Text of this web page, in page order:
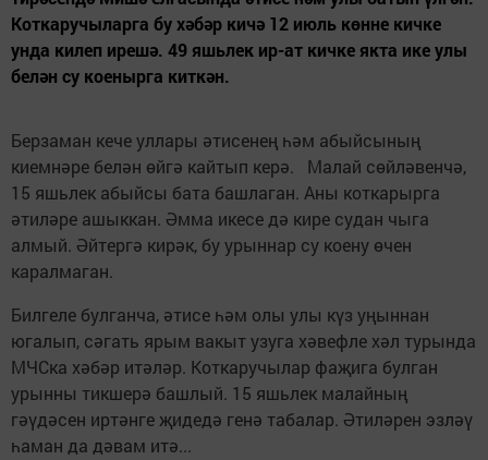
Коткаручыларга бу хәбәр кичә 12 июль көнне кичке
унда килеп ирешә. 49 яшьлек ир-ат кичке якта ике улы
белән су коенырга киткән.
Берзаман кече уллары әтисенең һәм абыйсының
киемнәре белән өйгә кайтып керә. Малай сөйләвенчә,
15 яшьлек абыйсы бата башлаган. Аны коткарырга
әтиләре ашыккан. Әмма икесе дә кире судан чыга
алмый. Әйтергә кирәк, бу урыннар су коену өчен
каралмаган.
Билгеле булганча, әтисе һәм олы улы күз уңыннан
югалып, сәгать ярым вакыт узуга хәвефле хәл турында
МЧСка хәбәр итәләр. Коткаручылар фаҗига булган
урынны тикшерә башлый. 15 яшьлек малайның
гәүдәсен иртәнге җидедә генә табалар. Әтиләрен эзләү
һаман да дәвам итә...